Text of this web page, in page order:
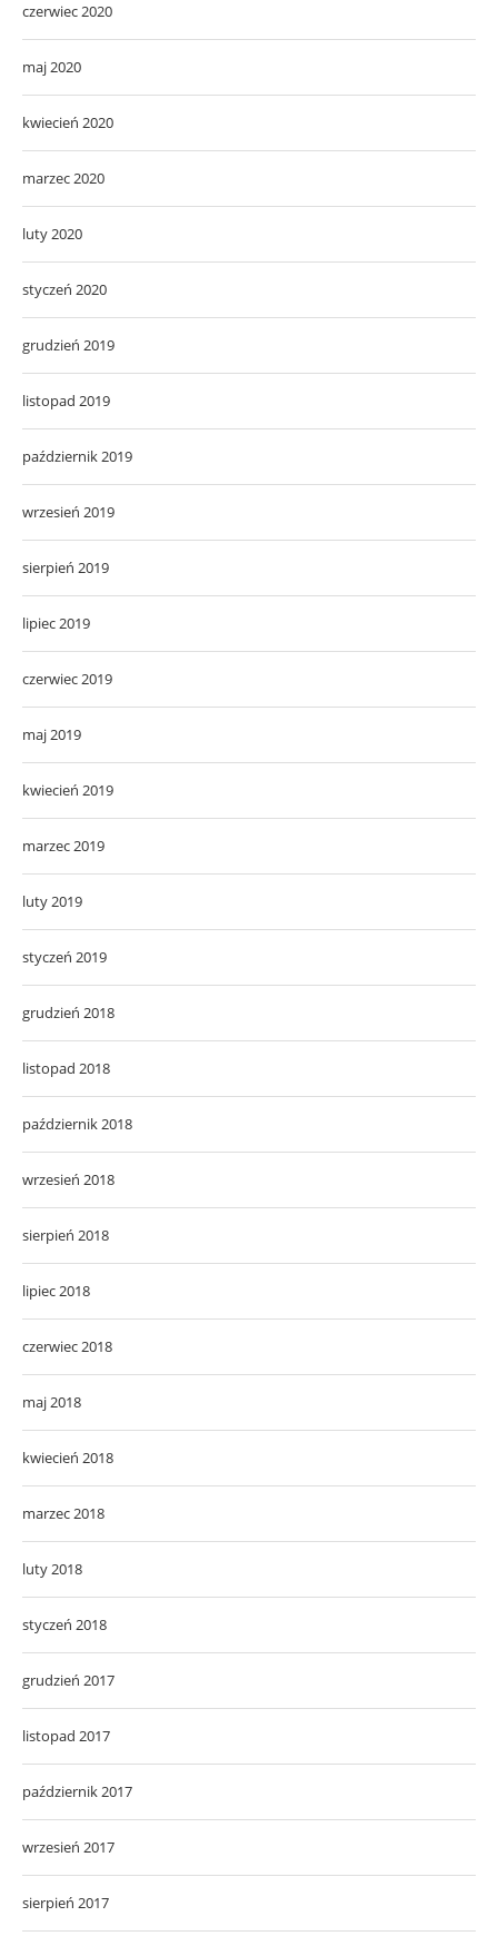
czerwiec 2020
maj 2020
kwiecień 2020
marzec 2020
luty 2020
styczeń 2020
grudzień 2019
listopad 2019
październik 2019
wrzesień 2019
sierpień 2019
lipiec 2019
czerwiec 2019
maj 2019
kwiecień 2019
marzec 2019
luty 2019
styczeń 2019
grudzień 2018
listopad 2018
październik 2018
wrzesień 2018
sierpień 2018
lipiec 2018
czerwiec 2018
maj 2018
kwiecień 2018
marzec 2018
luty 2018
styczeń 2018
grudzień 2017
listopad 2017
październik 2017
wrzesień 2017
sierpień 2017